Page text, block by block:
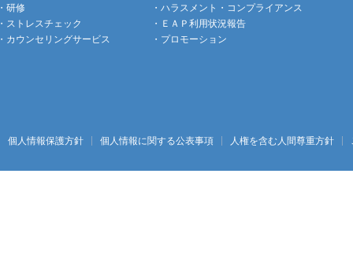
研修
ハラスメント・コンプライアンス
ストレスチェック
ＥＡＰ利用状況報告
カウンセリングサービス
プロモーション
個人情報保護方針 個人情報に関する公表事項 人権を含む人間尊重方針